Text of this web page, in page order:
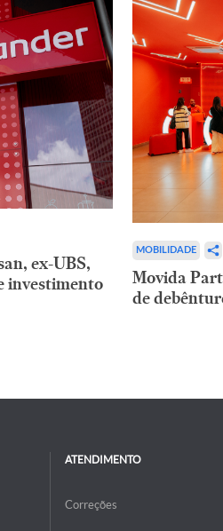
ex-UBS,
investimento
MOBILIDADE
Movida
de
ATENDIMENTO
Correções